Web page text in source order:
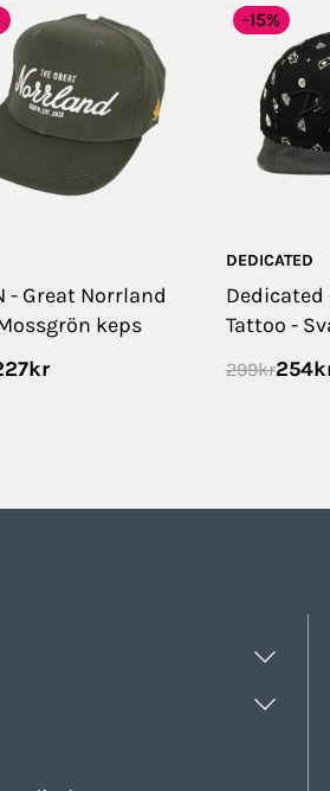
- Great Norrland
keps
kr
-15%
DEDICATED
Tattoo -
299kr254